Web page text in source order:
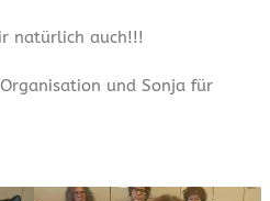
natürlich auch!!!
und Sonja für